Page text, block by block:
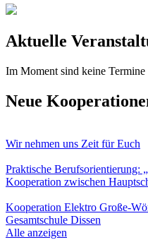
Aktuelle
Im Moment sind keine Termine
Neue
Wir nehmen uns Zeit für Euch
Praktische Berufsorientierung:
Kooperation zwischen
Kooperation Elektro Große-
Gesamtschule Dissen
Alle anzeigen